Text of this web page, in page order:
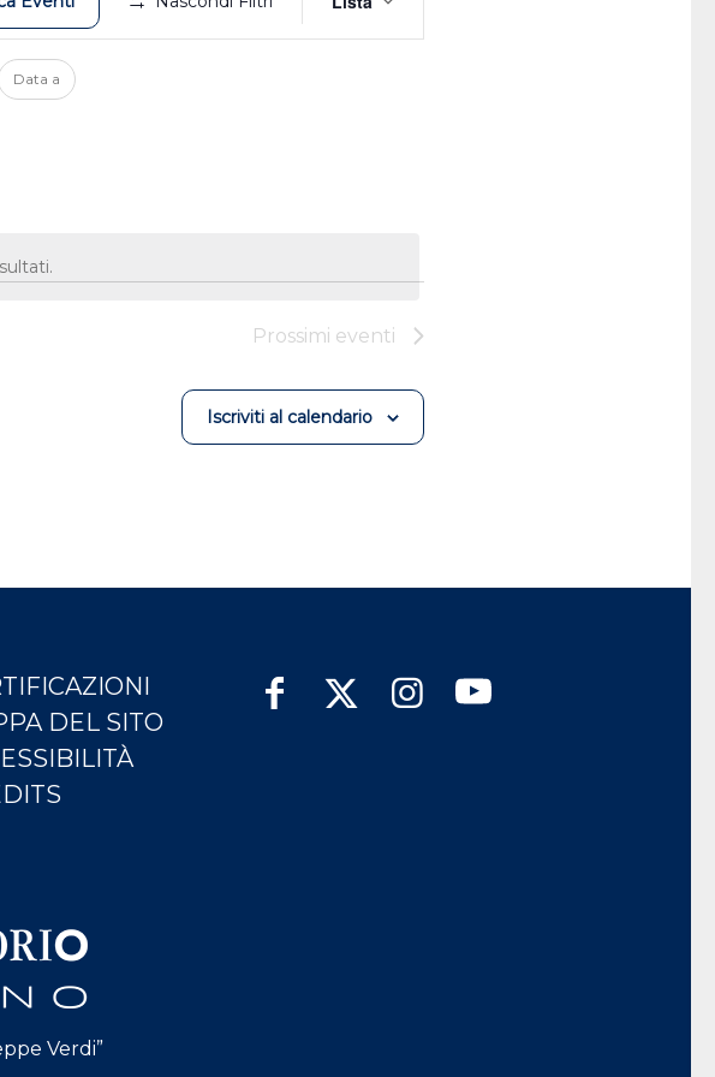
Viste
Navigazione
Data a
Prossimi eventi
Iscriviti al calendario
DEL SITO
Verdi”